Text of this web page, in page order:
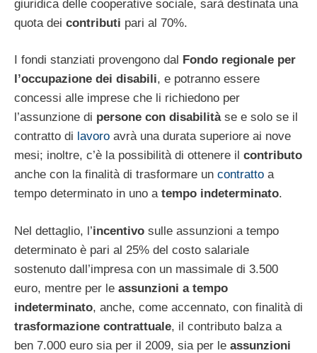
giuridica delle cooperative sociale, sarà destinata una
quota dei contributi pari al 70%.
I fondi stanziati provengono dal Fondo regionale per
l’occupazione dei disabili, e potranno essere
concessi alle imprese che li richiedono per
l’assunzione di persone con disabilitàse e solo se il
contratto di lavoro avrà una durata superiore ai nove
mesi; inoltre, c’è la possibilità di ottenere il contributo
anche con la finalità di trasformare un contratto a
tempo determinato in uno a tempo indeterminato.
Nel dettaglio, l’incentivo sulle assunzioni a tempo
determinato è pari al 25% del costo salariale
sostenuto dall’impresa con un massimale di 3.500
euro, mentre per le assunzioni a tempo
indeterminato, anche, come accennato, con finalità di
trasformazione contrattuale, il contributo balza a
ben 7.000 euro sia per il 2009, sia per le assunzioni